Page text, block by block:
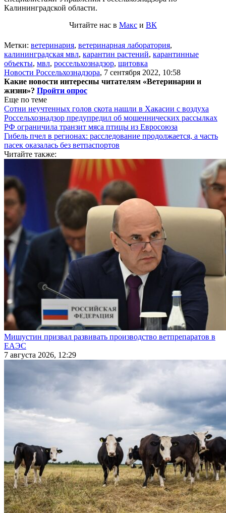
Калининградской области.
Читайте нас в Макс и ВК
Метки: ветеринария, ветеринарная лаборатория,
калининградская мвл, карантин растений, карантинные
объекты, мвл, россельхознадзор, щитовка
Новости Россельхознадзора, 7 сентября 2022, 10:58
Какие новости интересны читателям «Ветеринарии и
жизни»? Пройти опрос
Еще по теме
Сотни неучтенных голов скота нашли в Хакасии с воздуха
Россельхознадзор предупредил об мошеннических рассылках
РФ ограничила транзит мяса птицы из Евросоюза
Гибель пчел в регионах: расследование продолжается, а часть
пасек оказалась без ветпаспортов
Читайте также:
Мишустин призвал развивать производство ветпрепаратов в
ЕАЭС
7 августа 2026, 12:29